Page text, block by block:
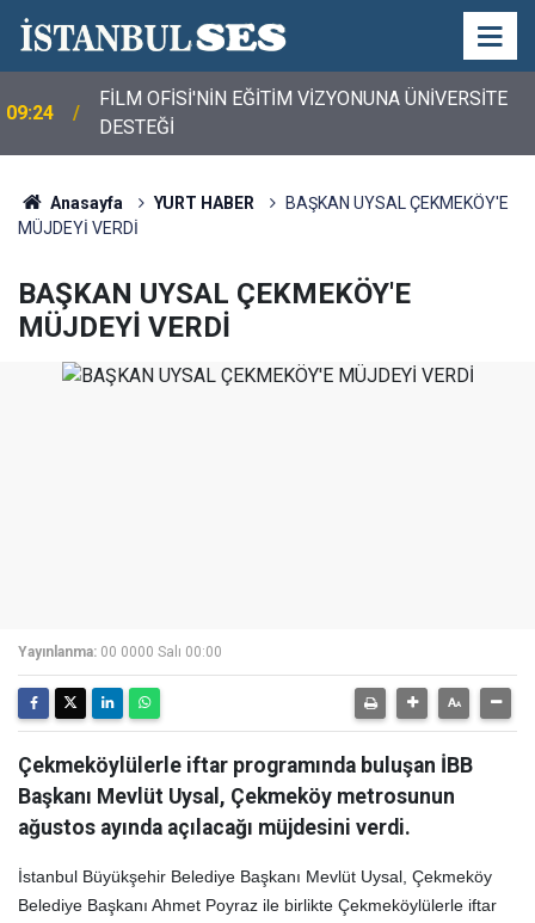
FİLM OFİSİ'NİN EĞİTİM VİZYONUNA ÜNİVERSİTE
DESTEĞİ
09:16
İBB BAŞKAN VEKİLİ KENT LOKANTASI'NI ZİYARET
ETTİ
Anasayfa YURT HABER
BAŞKAN UYSAL ÇEKMEKÖY'E
MÜJDEYİ VERDİ
BAŞKAN UYSAL ÇEKMEKÖY'E
MÜJDEYİ VERDİ
Yayınlanma: 00 0000 Salı 00:00
Çekmeköylülerle iftar programında buluşan İBB
Başkanı Mevlüt Uysal, Çekmeköy metrosunun
ağustos ayında açılacağı müjdesini verdi.
İstanbul Büyükşehir Belediye Başkanı Mevlüt Uysal, Çekmeköy
Belediye Başkanı Ahmet Poyraz ile birlikte Çekmeköylülerle iftar